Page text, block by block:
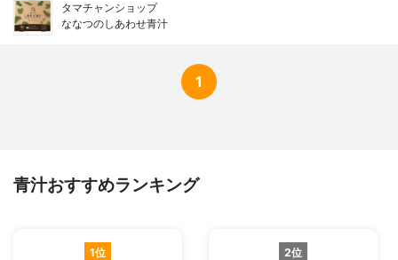
タマチャンショップ
ななつのしあわせ青汁
1
青汁おすすめランキング
1位 2位